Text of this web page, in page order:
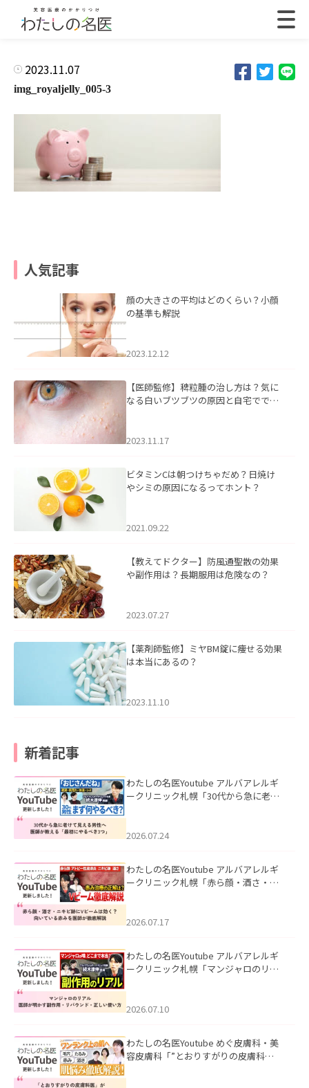
2023.11.07
img_royaljelly_005-3
人気記事
顔の大きさの平均はどのくらい？小顔
の基準も解説
2023.12.12
【医師監修】稗粒腫の治し方は？気に
なる白いブツブツの原因と自宅ででき
2023.11.17
ビタミンCは朝つけちゃだめ？日焼け
やシミの原因になるってホント？
2021.09.22
【教えてドクター】防風通聖散の効果
や副作用は？長期服用は危険なの？
2023.07.27
【薬剤師監修】ミヤBM錠に痩せる効果
は本当にあるの？
2023.11.10
新着記事
わたしの名医Youtube アルバアレルギ
ークリニック札幌「30代から急に老け
た。
2026.07.24
わたしの名医Youtube アルバアレルギ
ークリニック札幌「赤ら顔・酒さ・ニ
した。
2026.07.17
わたしの名医Youtube アルバアレルギ
ークリニック札幌「マンジャロのリア
た。
2026.07.10
わたしの名医Youtube めぐ皮膚科・美
容皮膚科「”とおりすがりの皮膚科